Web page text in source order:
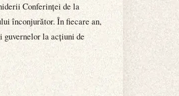
Conferinței de la
înconjurător. În fiecare an,
guvernelor la acțiuni de